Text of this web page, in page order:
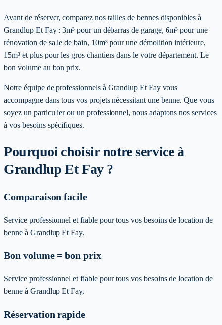
Avant de réserver, comparez nos tailles de bennes disponibles à
Grandlup Et Fay : 3m³ pour un débarras de garage, 6m³ pour une
rénovation de salle de bain, 10m³ pour une démolition intérieure,
15m³ et plus pour les gros chantiers dans le votre département. Le
bon volume au bon prix.
Notre équipe de professionnels à Grandlup Et Fay vous
accompagne dans tous vos projets nécessitant une benne. Que vous
soyez un particulier ou un professionnel, nous adaptons nos services
à vos besoins spécifiques.
Pourquoi choisir notre service à
Grandlup Et Fay?
Comparaison facile
Service professionnel et fiable pour tous vos besoins de location de
benne à Grandlup Et Fay.
Bon volume = bon prix
Service professionnel et fiable pour tous vos besoins de location de
benne à Grandlup Et Fay.
Réservation rapide